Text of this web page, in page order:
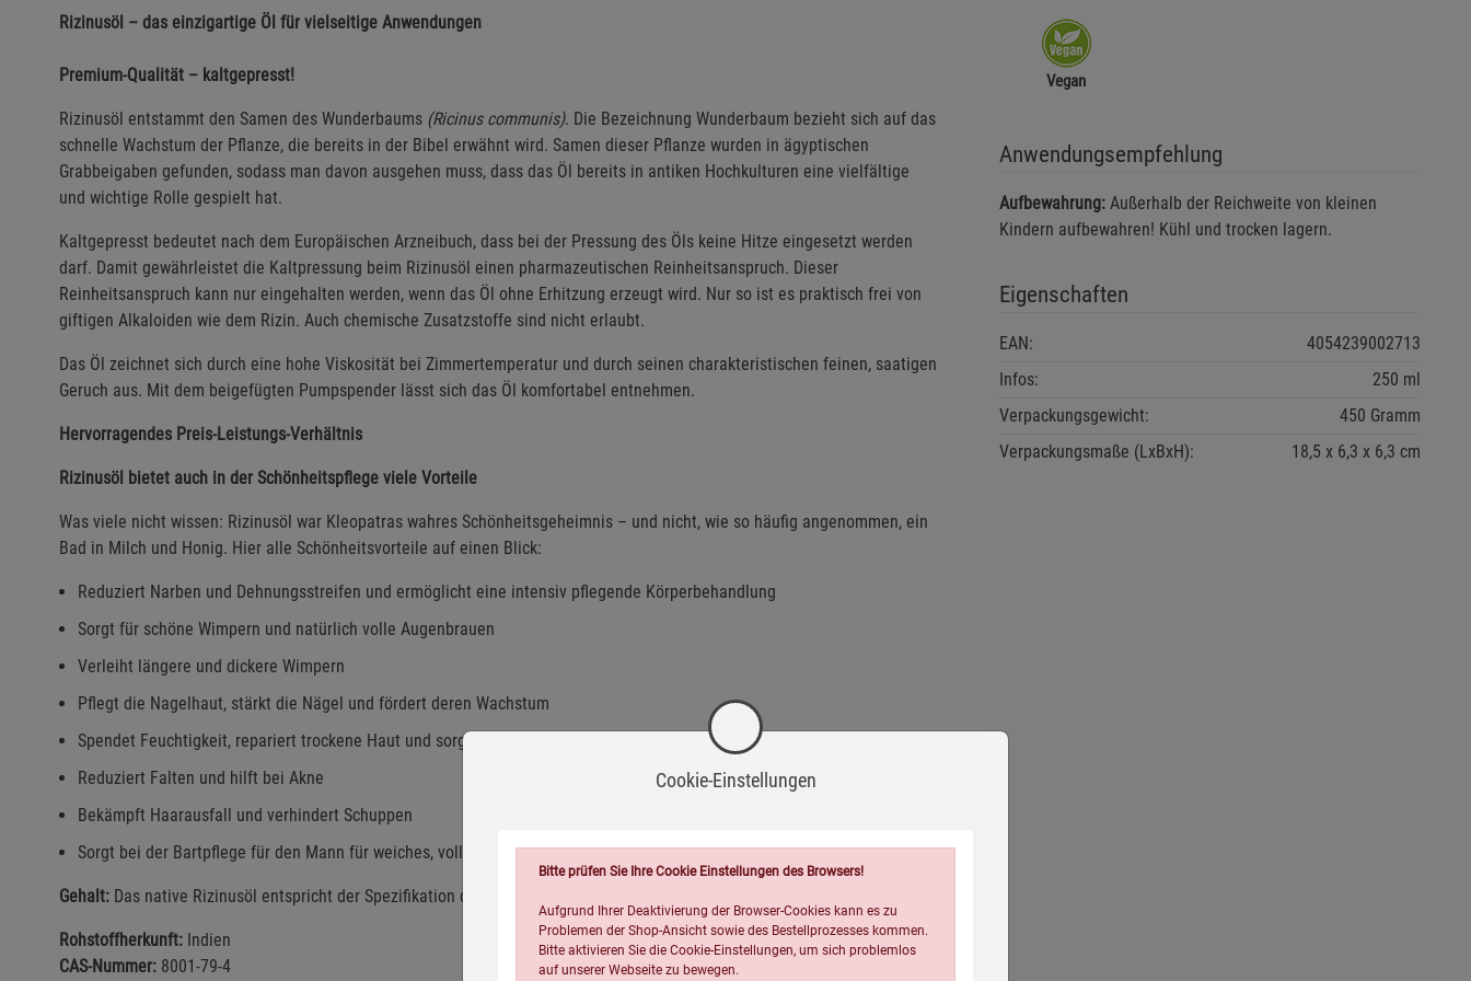
Rizinusöl – das einzigartige Öl für vielseitige Anwendungen
Premium-Qualität – kaltgepresst!
Rizinusöl entstammt den Samen des Wunderbaums (Ricinus communis). Die Bezeichnung Wunderbaum bezieht sich auf das
schnelle Wachstum der Pflanze, die bereits in der Bibel erwähnt wird. Samen dieser Pflanze wurden in ägyptischen
Grabbeigaben gefunden, sodass man davon ausgehen muss, dass das Öl bereits in antiken Hochkulturen eine vielfältige
und wichtige Rolle gespielt hat.
Kaltgepresst bedeutet nach dem Europäischen Arzneibuch, dass bei der Pressung des Öls keine Hitze eingesetzt werden
darf. Damit gewährleistet die Kaltpressung beim Rizinusöl einen pharmazeutischen Reinheitsanspruch. Dieser
Reinheitsanspruch kann nur eingehalten werden, wenn das Öl ohne Erhitzung erzeugt wird. Nur so ist es praktisch frei von
giftigen Alkaloiden wie dem Rizin. Auch chemische Zusatzstoffe sind nicht erlaubt.
Das Öl zeichnet sich durch eine hohe Viskosität bei Zimmertemperatur und durch seinen charakteristischen feinen, saatigen
Geruch aus. Mit dem beigefügten Pumpspender lässt sich das Öl komfortabel entnehmen.
Hervorragendes Preis-Leistungs-Verhältnis
Rizinusöl bietet auch in der Schönheitspflege viele Vorteile
Was viele nicht wissen: Rizinusöl war Kleopatras wahres Schönheitsgeheimnis – und nicht, wie so häufig angenommen, ein
Bad in Milch und Honig. Hier alle Schönheitsvorteile auf einen Blick:
Reduziert Narben und Dehnungsstreifen und ermöglicht eine intensiv pflegende Körperbehandlung
Sorgt für schöne Wimpern und natürlich volle Augenbrauen
Verleiht längere und dickere Wimpern
Pflegt die Nagelhaut, stärkt die Nägel und fördert deren Wachstum
Spendet Feuchtigkeit, repariert trockene Haut und sorgt für mehr Geschmeidigkeit
Reduziert Falten und hilft bei Akne
Bekämpft Haarausfall und verhindert Schuppen
Sorgt bei der Bartpflege für den Mann für weiches, volles sowie diszipliniertes Haar und stimuliert das Wachstum
Gehalt: Das native Rizinusöl entspricht der Spezifikation des Europäischen Arzneibuchs (Ph. Eur. 10.0) für natives Rizinusöl.
Rohstoffherkunft: Indien
CAS-Nummer: 8001-79-4
Vegan
Anwendungsempfehlung
Aufbewahrung:Außerhalb der Reichweite von kleinen
Kindern aufbewahren! Kühl und trocken lagern.
Eigenschaften
EAN:
4054239002713
Infos:
250 ml
Verpackungsgewicht:
450 Gramm
Verpackungsmaße (LxBxH):
18,5 6,3 6,3 cm
Cookie-Einstellungen
Bitte prüfen Sie Ihre Cookie Einstellungen des Browsers!
Aufgrund Ihrer Deaktivierung der Browser-Cookies kann es zu
Problemen der Shop-Ansicht sowie des Bestellprozesses kommen.
Bitte aktivieren Sie die Cookie-Einstellungen, um sich problemlos
auf unserer Webseite zu bewegen.